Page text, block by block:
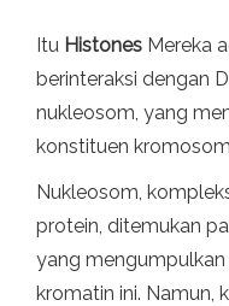
Itu Histones Mereka
berinteraksi dengan
nukleosom, yang
konstituen
Nukleosom,
protein, ditemukan
yang
kromatin ini. Namun,